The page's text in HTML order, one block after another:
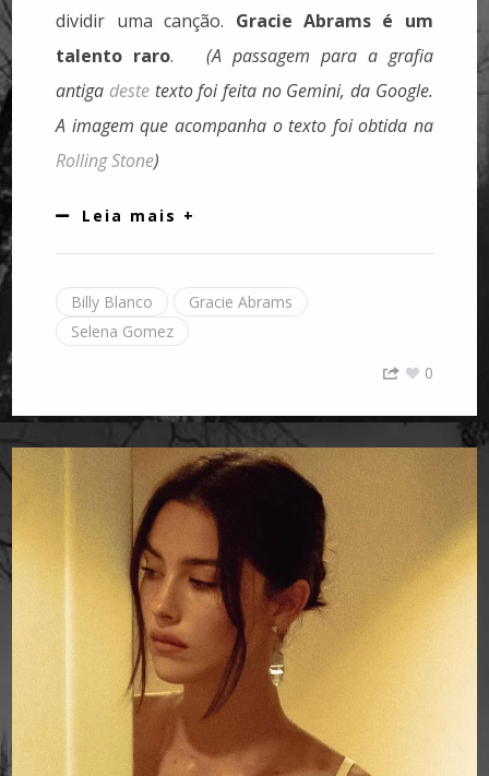
dividir uma canção. Gracie Abrams é um
talento raro.(A passagem para a grafia
antiga destetexto foi feita no Gemini, da Google.
A imagem que acompanha o texto foiobtida na
Rolling Stone)
Leia mais +
Billy Blanco
Gracie Abrams
Selena Gomez
0